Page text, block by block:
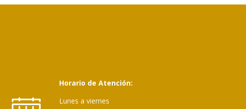
Horario de Atención:
Lunes a viernes